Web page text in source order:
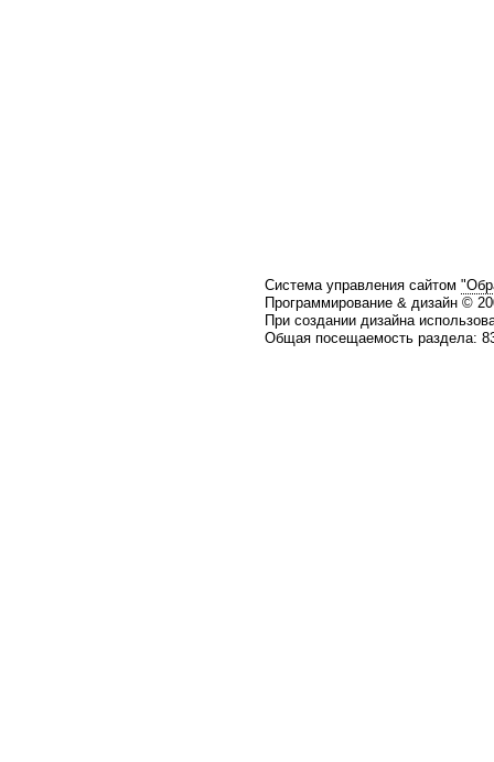
Система управления сайтом
Программирование & дизайн ©
При создании дизайна
Общая посещаемость раздела: